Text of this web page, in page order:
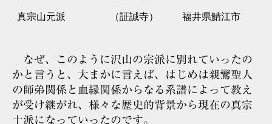
真宗山元派
（証誠寺） 福井県鯖江市
なぜ、このように沢山の宗派に別れていったの
かと言うと、大まかに言えば、はじめは親鸞聖人
の師弟関係と血縁関係からなる系譜によって教え
が受け継がれ、様々な歴史的背景から現在の真宗
十派になっていったのです。